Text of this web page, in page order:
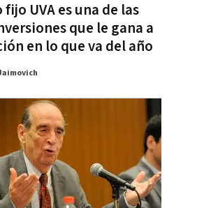
fijo UVA es una de las
que le gana a
en lo que va del año